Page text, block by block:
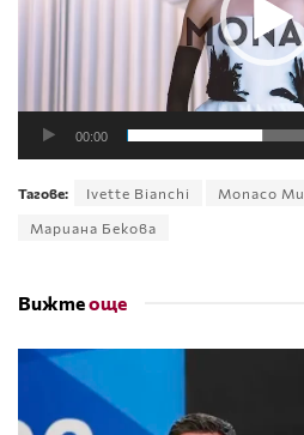
00:00
Тагове: Ivette Bianchi Monaco
Мариана Бекова
Вижтеоще